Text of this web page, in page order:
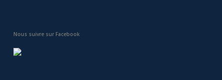
Nous suivre sur Facebook